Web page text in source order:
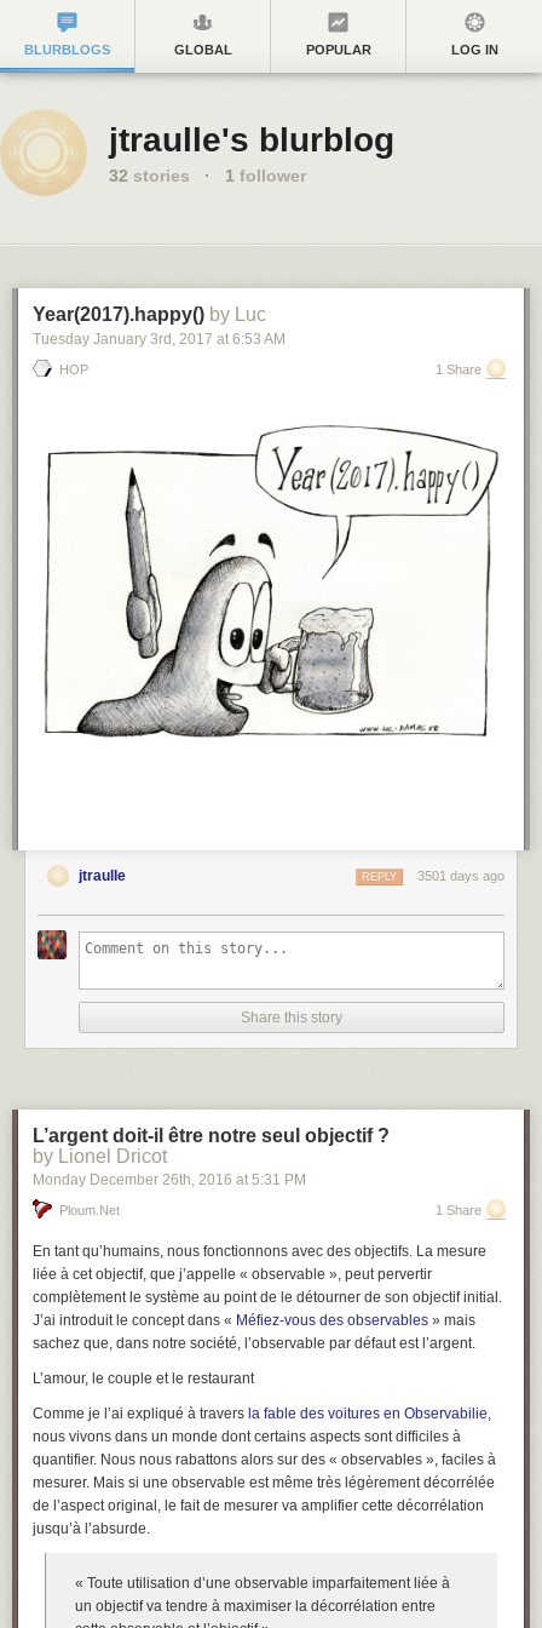
BLURBLOGS GLOBAL POPULAR LOG IN
jtraulle's blurblog
32 stories · 1 follower
Year(2017).happy() by Luc
Tuesday January 3rd , 2017 at 6:53 AM
HOP 1 Share
jtraulle 3501 days ago
REPLY
Share this story
L’argent doit-il être notre seul objectif ?
by Lionel Dricot
Monday December 26th, 2016 at 5:31 PM
Ploum.net 1 Share
En tant qu’humains, nous fonctionnons avec des objectifs. La mesure
liée à cet objectif, que j’appelle « observable », peut pervertir
complètement le système au point de le détourner de son objectif initial.
J’ai introduit le concept dans « Méfiez-vous des observables » mais
sachez que, dans notre société, l’observable par défaut est l’argent.
L’amour, le couple et le restaurant
Comme je l’ai expliqué à travers la fable des voitures en Observabilie,
nous vivons dans un monde dont certains aspects sont difficiles à
quantifier. Nous nous rabattons alors sur des « observables », faciles à
mesurer. Mais si une observable est même très légèrement décorrélée
de l’aspect original, le fait de mesurer va amplifier cette décorrélation
jusqu’à l’absurde.
« Toute utilisation d’une observable imparfaitement liée à
un objectif va tendre à maximiser la décorrélation entre